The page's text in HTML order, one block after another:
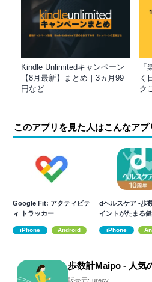
Kindle Unlimitedキャンペーン
【8月最新】まとめ｜3ヵ月99
円など
く
ク
このアプリを見た人はこんなア
Google Fit: アクティビテ
ィ トラッカー
iPhone Android
dヘルスケア -歩
イントがたまる
iPhone
歩数計Maipo - 人気
販売元: urecy